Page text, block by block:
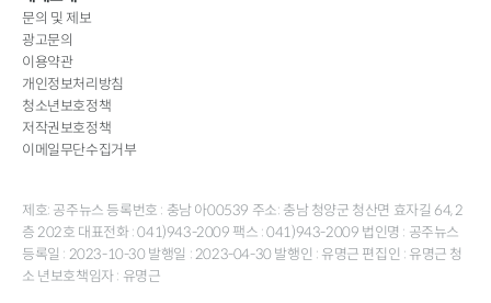
문의 및 제보
광고문의
이용약관
개인정보처리방침
청소년보호정책
저작권보호정책
이메일무단수집거부
제호: 공주뉴스 등록번호 : 충남 아00539 주소: 충남 청양군 청산면 효자길 64, 2
층 202호 대표전화 : 041)943-2009 팩스 : 041)943-2009 법인명 : 공주뉴스
등록일 : 2023-10-30 발행일 : 2023-04-30 발행인 : 유명근 편집인 : 유명근 청
소 년보호책임자 : 유명근